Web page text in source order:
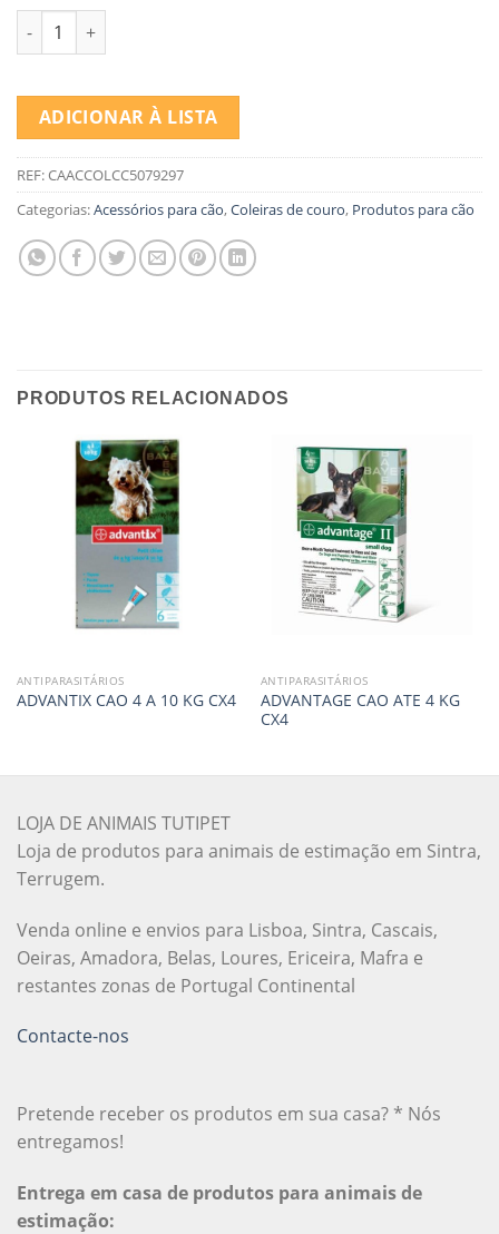
Quantidade de COLEIRA MYLORD VERMELHA 26-40*15 MM
ADICIONAR À LISTA
REF:CAACCOLCC5079297
Categorias:Acessórios para cão,Coleiras de couro, Produtos para cão
PRODUTOS RELACIONADOS
ANTIPARASITÁRIOS
ADVANTIX CAO 4 A 10 KG CX4
ANTIPARASITÁRIOS
ADVANTAGE CAO ATE 4 KG
CX4
LOJA DE ANIMAIS TUTIPET
Loja de produtos para animais de estimação em Sintra,
Terrugem.
Venda online e envios para Lisboa, Sintra, Cascais,
Oeiras, Amadora, Belas, Loures, Ericeira, Mafra e
restantes zonas de Portugal Continental
Contacte-nos
Pretende receber os produtos em sua casa? * Nós
entregamos!
Entrega em casa de produtos para animais de
estimação: